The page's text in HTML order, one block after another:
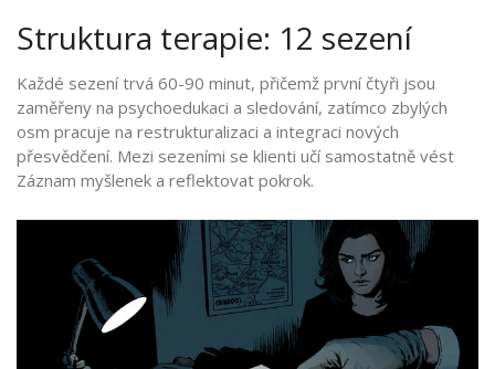
Struktura terapie: 12 sezení
Každé sezení trvá 60-90 minut, přičemž první čtyři jsou
zaměřeny na psychoedukaci a sledování, zatímco zbylých
osm pracuje na restrukturalizaci a integraci nových
přesvědčení. Mezi sezeními se klienti učí samostatně vést
Záznam myšlenek a reflektovat pokrok.